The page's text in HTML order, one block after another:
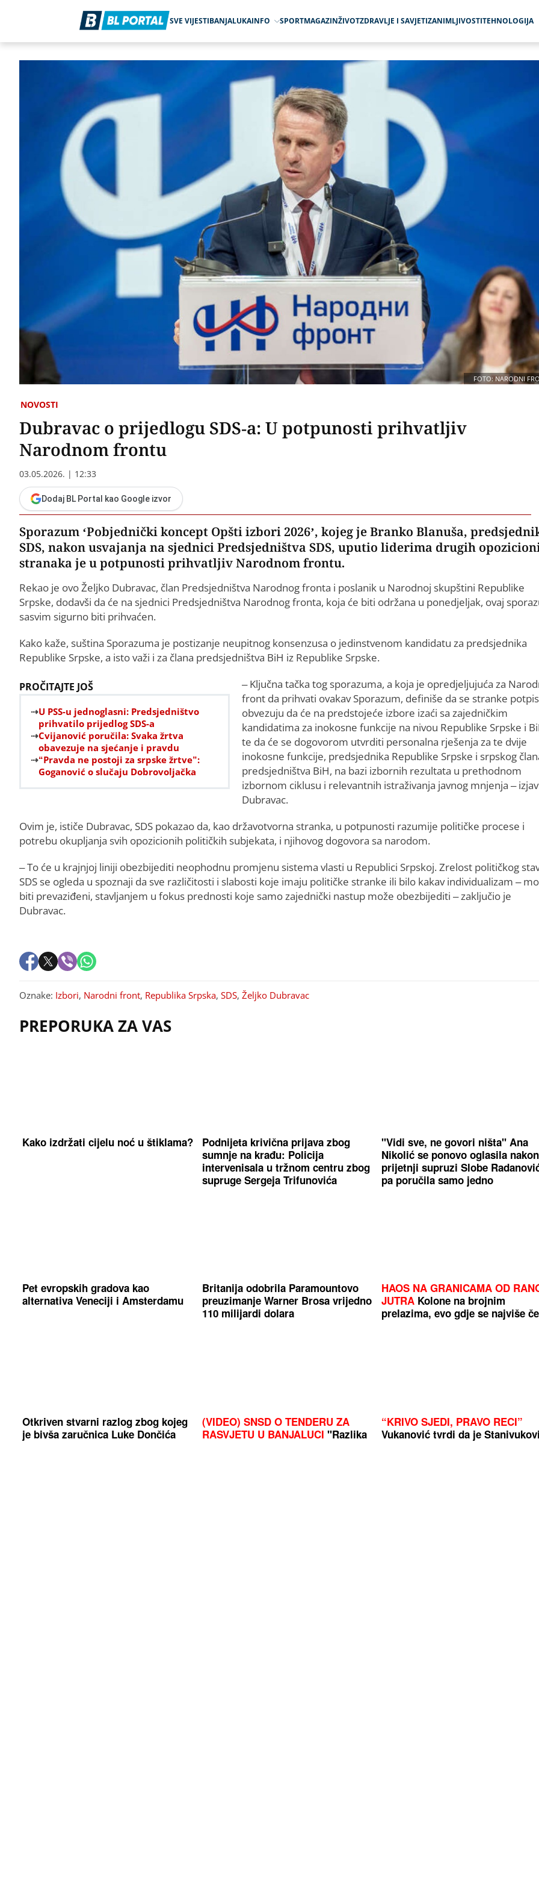
SVE VIJESTIBANJALUKAINFO SPORTMAGAZINŽIVOTZDRAVLJE I SAVJETIZANIMLJIVOSTITEHNOLOGIJA
FOTO: NARODNI
NOVOSTI
Dubravac o prijedlogu SDS-a: U potpunosti prihvatljiv
Narodnom frontu
03.05.2026. | 12:33
Dodaj BL Portal kao Google izvor
Sporazum ‘Pobjednički koncept Opšti izbori 2026’, kojeg je Branko Blanuša,
SDS, nakon usvajanja na sjednici Predsjedništva SDS, uputio liderima drugih
stranaka je u potpunosti prihvatljiv Narodnom frontu.
Rekao je ovo Željko Dubravac, član Predsjedništva Narodnog fronta i poslanik u Narodnoj skupštini Republike
Srpske, dodavši da će na sjednici Predsjedništva Narodnog fronta, koja će biti održana u ponedjeljak, ovaj
sasvim sigurno biti prihvaćen.
Kako kaže, suština Sporazuma je postizanje neupitnog konsenzusa o jedinstvenom kandidatu za predsjednika
Republike Srpske, a isto važi i za člana predsjedništva BiH iz Republike Srpske.
PROČITAJTE JOŠ
U PSS-u jednoglasni: Predsjedništvo
prihvatilo prijedlog SDS-a
Cvijanović poručila: Svaka žrtva
obavezuje na sjećanje i pravdu
“Pravda ne postoji za srpske žrtve”:
Goganović o slučaju Dobrovoljačka
– Ključna tačka tog sporazuma, a koja je opredjeljujuća za
front da prihvati ovakav Sporazum, definiše da se stranke
obvezuju da će na predstojeće izbore izaći sa zajedničkim
kandidatima za inokosne funkcije na nivou Republike Srpske i
te da će se dogovorom utvrditi personalna rješenja za te dvije
inokosne funkcije, predsjednika Republike Srpske i srpskog
predsjedništva BiH, na bazi izbornih rezultata u prethodnom
izbornom ciklusu i relevantnih istraživanja javnog mnjenja –
Dubravac.
Ovim je, ističe Dubravac, SDS pokazao da, kao državotvorna stranka, u potpunosti razumije političke procese i
potrebu okupljanja svih opozicionih političkih subjekata, i njihovog dogovora sa narodom.
– To će u krajnjoj liniji obezbijediti neophodnu promjenu sistema vlasti u Republici Srpskoj. Zrelost političkog
SDS se ogleda u spoznaji da sve različitosti i slabosti koje imaju političke stranke ili bilo kakav individualizam –
biti prevaziđeni, stavljanjem u fokus prednosti koje samo zajednički nastup može obezbijediti – zaključio je
Dubravac.
Oznake: Izbori, Narodni front, Republika Srpska, SDS, Željko Dubravac
PREPORUKA ZA VAS
Kako izdržati cijelu noć u štiklama?
Podnijeta krivična prijava zbog
sumnje na krađu: Policija
intervenisala u tržnom centru zbog
supruge Sergeja Trifunovića
"Vidi sve, ne govori ništa" Ana
Nikolić se ponovo oglasila nakon
prijetnji supruzi Slobe
pa poručila samo jedno
Pet evropskih gradova kao
alternativa Veneciji i Amsterdamu
Britanija odobrila Paramountovo
preuzimanje Warner Brosa vrijedno
110 milijardi dolara
HAOS NA GRANICAMA OD
JUTRA Kolone na brojnim
prelazima, evo gdje se najviše
Otkriven stvarni razlog zbog kojeg
je bivša zaručnica Luke Dončića
(VIDEO) SNSD O TENDERU ZA
RASVJETU U BANJALUCI "Razlika
“KRIVO SJEDI, PRAVO RECI”
Vukanović tvrdi da je